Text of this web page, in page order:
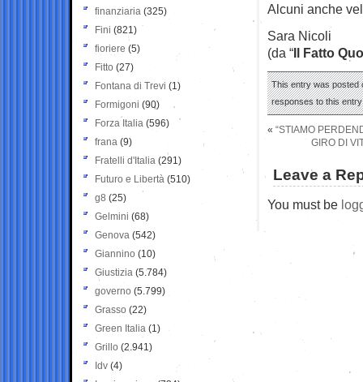
Alcuni anche
Sara Nicoli
(da “Il Fatto
This entry was posted
responses to this
« “STIAMO
GIRO DI
Leave a
You must be
finanziaria (325)
Fini (821)
fioriere (5)
Fitto (27)
Fontana di Trevi (1)
Formigoni (90)
Forza Italia (596)
frana (9)
Fratelli d'Italia (291)
Futuro e Libertà (510)
g8 (25)
Gelmini (68)
Genova (542)
Giannino (10)
Giustizia (5.784)
governo (5.799)
Grasso (22)
Green Italia (1)
Grillo (2.941)
Idv (4)